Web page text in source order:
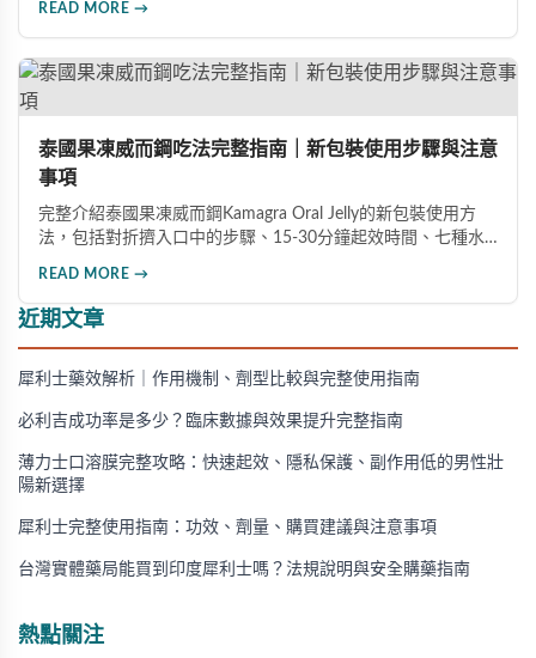
READ MORE →
泰國果凍威而鋼吃法完整指南｜新包裝使用步驟與注意
事項
完整介紹泰國果凍威而鋼Kamagra Oral Jelly的新包裝使用方
法，包括對折擠入口中的步驟、15-30分鐘起效時間、七種水
READ MORE →
近期文章
犀利士藥效解析｜作用機制、劑型比較與完整使用指南
必利吉成功率是多少？臨床數據與效果提升完整指南
薄力士口溶膜完整攻略：快速起效、隱私保護、副作用低的男性壯
陽新選擇
犀利士完整使用指南：功效、劑量、購買建議與注意事項
台灣實體藥局能買到印度犀利士嗎？法規說明與安全購藥指南
熱點關注